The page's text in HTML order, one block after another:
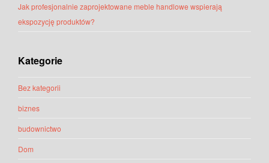
Jak profesjonalnie zaprojektowane meble handlowe wspierają
ekspozycję produktów?
Kategorie
Bez kategorii
biznes
budownictwo
Dom